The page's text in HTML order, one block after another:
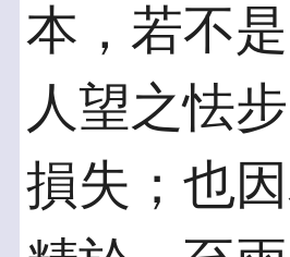
本，若不
人望之怯
損失；也